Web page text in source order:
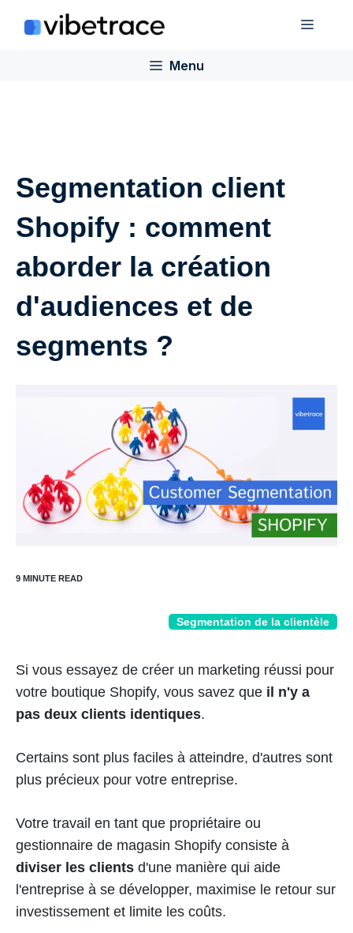
Menu
Menu
Segmentation client
Shopify : comment
aborder la création
d'audiences et de
segments ?
Segmentation de la clientèle
Si vous essayez de créer un marketing réussi pour
votre boutique Shopify, vous savez que il n'y a
pas deux clients identiques.
Certains sont plus faciles à atteindre, d'autres sont
plus précieux pour votre entreprise.
Votre travail en tant que propriétaire ou
gestionnaire de magasin Shopify consiste à
diviser les clients d'une manière qui aide
l'entreprise à se développer, maximise le retour sur
investissement et limite les coûts.